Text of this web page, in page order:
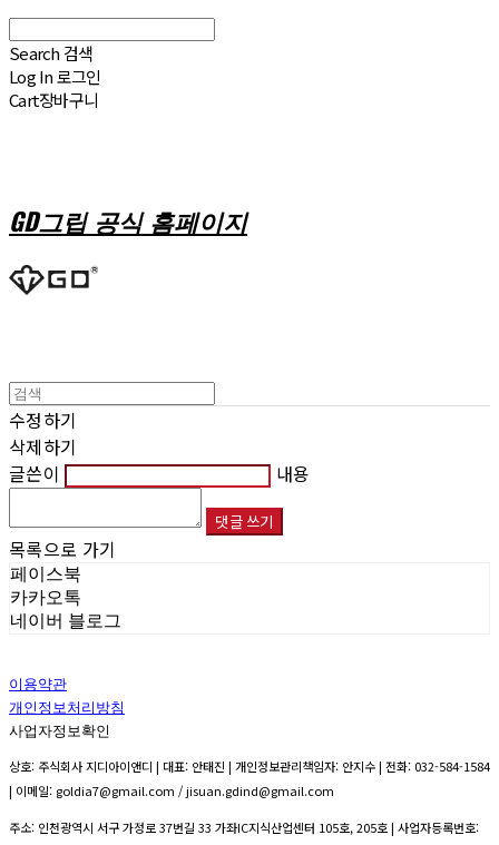
Search 검색
Log In로그인
Cart장바구니
GD그립 공식 홈페이지
수정하기
삭제하기
글쓴이
내용
댓글 쓰기
목록으로 가기
페이스북
카카오톡
네이버 블로그
이용약관
개인정보처리방침
사업자정보확인
상호: 주식회사 지디아이앤디 | 대표: 안태진 | 개인정보관리책임자: 안지수 | 전화: 032-584-1584
| 이메일: goldia7@gmail.com / jisuan.gdind@gmail.com
주소: 인천광역시 서구 가정로 37번길 33 가좌IC지식산업센터 105호, 205호 | 사업자등록번호: